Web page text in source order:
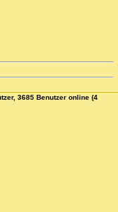
3685 Benutzer online (4